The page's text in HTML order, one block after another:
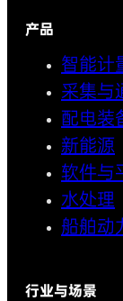
产品
智能计
采集与
配电装
新能源
软件与
水处理
船舶动
行业与场景